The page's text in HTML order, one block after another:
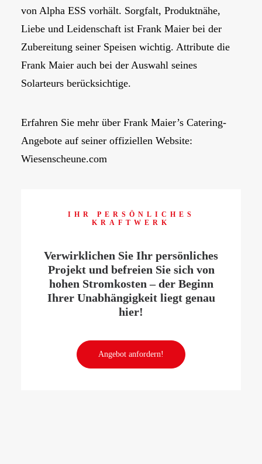
von Alpha ESS vorhält. Sorgfalt, Produktnähe,
Liebe und Leidenschaft ist Frank Maier bei der
Zubereitung seiner Speisen wichtig. Attribute die
Frank Maier auch bei der Auswahl seines
Solarteurs berücksichtige.
Erfahren Sie mehr über Frank Maier’s Catering-
Angebote auf seiner offiziellen Website:
Wiesenscheune.com
IHR PERSÖNLICHES
KRAFTWERK
Verwirklichen Sie Ihr persönliches
Projekt und befreien Sie sich von
hohen Stromkosten – der Beginn
Ihrer Unabhängigkeit liegt genau
hier!
Angebot anfordern!